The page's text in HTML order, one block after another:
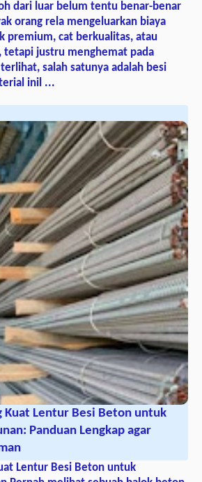
dari luar belum tentu benar-benar
orang rela mengeluarkan biaya
premium, cat berkualitas, atau
tetapi justru menghemat pada
salah satunya adalah besi
inil ...
Kuat Lentur Besi Beton untuk
Panduan Lengkap agar
Lentur Besi Beton untuk